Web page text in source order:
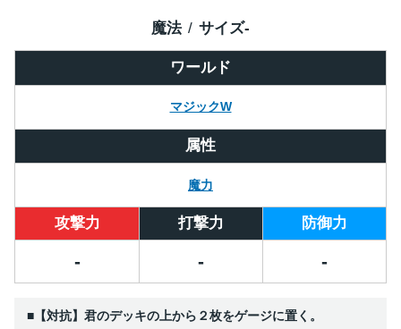
ワールド
マジックW
魔法 サイズ-
属性
魔力
攻撃力 打撃力 防御力
- - -
■【対抗】君のデッキの上から２枚をゲージに置く。